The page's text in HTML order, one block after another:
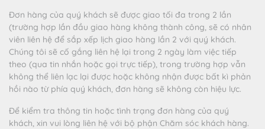
Đơn hàng của quý khách sẽ được giao tối đa trong 2 lần
(trường hợp lần đầu giao hàng không thành công, sẽ có nhân
viên liên hệ để sắp xếp lịch giao hàng lần 2 với quý khách.
Chúng tôi sẽ cố gắng liên hệ lại trong 2 ngày làm việc tiếp
theo (qua tin nhắn hoặc gọi trực tiếp), trong trường hợp vẫn
không thể liên lạc lại được hoặc không nhận được bất kì phản
hồi nào từ phía quý khách, đơn hàng sẽ không còn hiệu lực.
Để kiểm tra thông tin hoặc tình trạng đơn hàng của quý
khách, xin vui lòng liên hệ với bộ phận Chăm sóc khách hàng.